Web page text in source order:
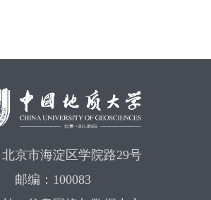
京市海淀区学院路29号
邮编：100083